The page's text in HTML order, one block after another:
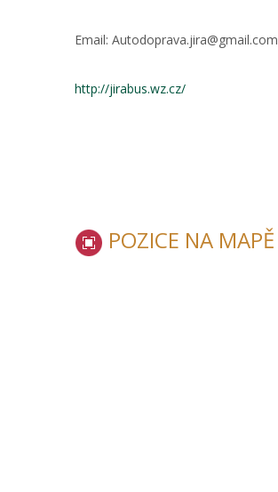
Email: Autodoprava.jira@gmail.com
http://jirabus.wz.cz/
POZICE NA MAPĚ